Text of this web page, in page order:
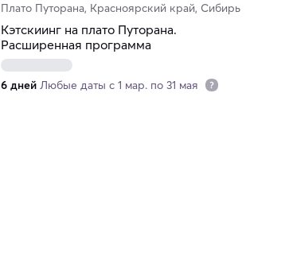
Плато Путорана, Красноярский край, Сибирь
Кэтскиинг на плато Путорана.
Расширенная программа
6 дней Любые даты с 1 мар. по 31 мая